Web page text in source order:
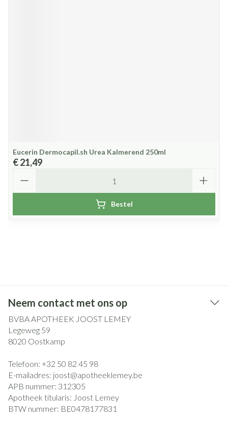
Eucerin Dermocapil.sh Urea Kalmerend 250ml
€ 21,49
Bestel
Neem contact met ons op
BVBA APOTHEEK JOOST LEMEY
Legeweg 59
8020 Oostkamp
Telefoon: +32 50 82 45 98
E-mailadres: joost@apotheeklemey.be
APB nummer: 312305
Apotheek titularis: Joost Lemey
BTW nummer: BE0478177831